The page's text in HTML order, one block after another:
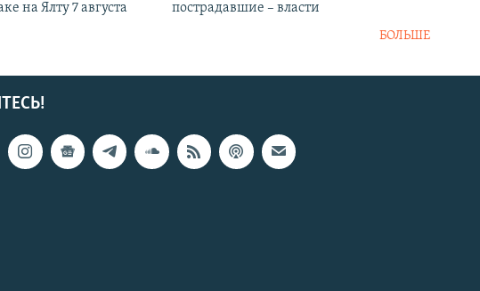
на Ялту 7 августа
пострадавшие – власти
БОЛЬШЕ